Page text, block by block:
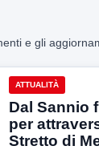
e gli
ATTUALITÀ
Dal Sannio
per
Stretto di